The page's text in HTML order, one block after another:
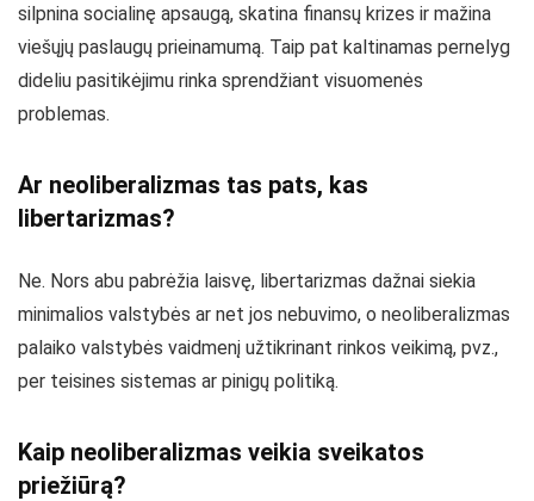
silpnina socialinę apsaugą, skatina finansų krizes ir mažina
viešųjų paslaugų prieinamumą. Taip pat kaltinamas pernelyg
dideliu pasitikėjimu rinka sprendžiant visuomenės
problemas.
Ar neoliberalizmas tas pats, kas
libertarizmas?
Ne. Nors abu pabrėžia laisvę, libertarizmas dažnai siekia
minimalios valstybės ar net jos nebuvimo, o neoliberalizmas
palaiko valstybės vaidmenį užtikrinant rinkos veikimą, pvz.,
per teisines sistemas ar pinigų politiką.
Kaip neoliberalizmas veikia sveikatos
priežiūrą?